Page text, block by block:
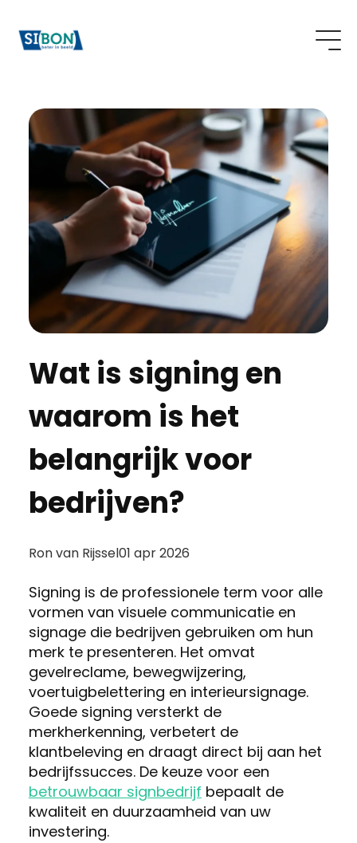
Wat is signing en
waarom is het
belangrijk voor
bedrijven?
Posted
Ron van Rijssel01 apr 2026
Signing is de professionele term voor alle
vormen van visuele communicatie en
signage die bedrijven gebruiken om hun
merk te presenteren. Het omvat
gevelreclame, bewegwijzering,
voertuigbelettering en interieursignage.
Goede signing versterkt de
merkherkenning, verbetert de
klantbeleving en draagt direct bij aan het
bedrijfssucces. De keuze voor een
betrouwbaar signbedrijf bepaalt de
kwaliteit en duurzaamheid van uw
investering.